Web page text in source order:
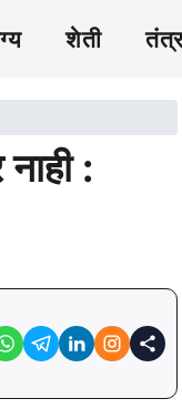
शेती
: